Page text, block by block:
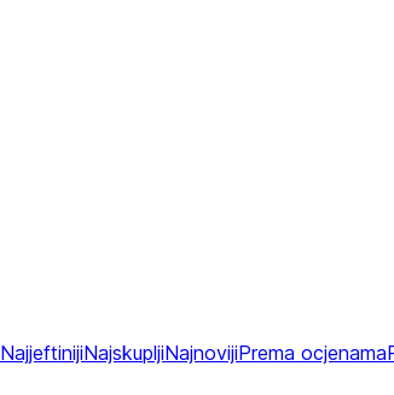
NajjeftinijiNajskupljiNajnovijiPrema ocjenama